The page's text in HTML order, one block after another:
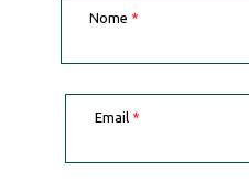
Nome *
Email *